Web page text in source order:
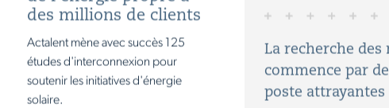
des millions de clients
Actalent mène avec succès 125
études d'interconnexion pour
soutenir les initiatives d'énergie
solaire.
La recherche
commence par
poste attrayantes